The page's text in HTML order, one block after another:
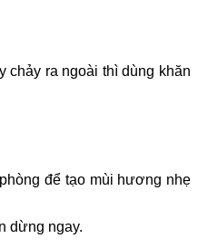
chảy ra ngoài thì dùng khăn
để tạo mùi hương nhẹ
dừng ngay.